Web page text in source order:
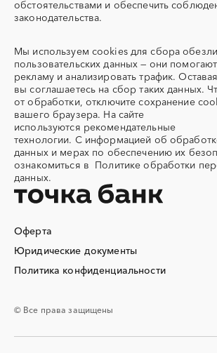
Адсорбенты
Акварель
Аккумуляторы
Алмазное бурение
Алмазная
Алюминиевые
конструкции
Алюминий
Аммоний
Ангар
Антенны
Антискалант
Антрацит
Аппараты воздушного
охлаждения
Аренда погрузчика
Аренда спецтехники с
экипажем
Асфальтирование дорог
Северная Осетия - Алания
Ставропольский край
Томская область
Тульская
Тыва
Удмуртская республика
Хабаровский край
Ханты-Мансийский
Автономный округ - Югра
Чеченская республика
Чукотский AО
Ямало-Ненецкий AО
Оферта
Юридические документы
Политика конфиденциальности
© Все права защищены
обстоятельствами и обеспечить
законодательства.
Мы используем cookies для сбора
пользовательских данных — они
рекламу и анализировать трафик.
вы соглашаетесь на сбор таких данных.
от обработки, отключите сохранение
вашего браузера. На сайте
используются рекомендательные
технологии. С информацией об
данных и мерах по обеспечению их
ознакомиться в Политике обработки
данных.